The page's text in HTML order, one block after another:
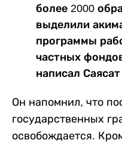
более 2000
выделили
программы
частных
написал
Он напомнил, что
государственных
освобождается.